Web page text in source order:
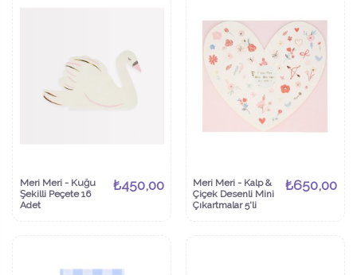
Meri Meri - Kuğu
Şekilli Peçete 16
Adet
₺450,00
Meri Meri - Kalp &
Çiçek Desenli Mini
Çıkartmalar 5'li
₺650,00